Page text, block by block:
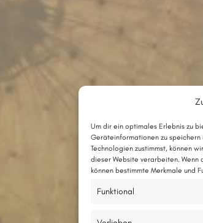
Um dir ein optimales Erlebnis zu
Geräteinformationen zu
Technologien zustimmst, können
dieser Website verarbeiten. Wenn
können bestimmte Merkmale und
Funktional